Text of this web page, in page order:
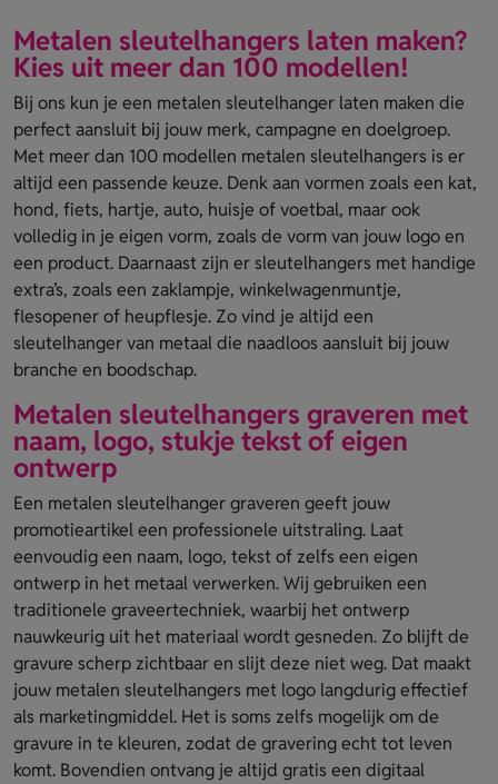
Metalen sleutelhangers laten maken?
Kies uit meer dan 100 modellen!
Bij ons kun je een metalen sleutelhanger laten maken die
perfect aansluit bij jouw merk, campagne en doelgroep.
Met meer dan 100 modellen metalen sleutelhangers is er
altijd een passende keuze. Denk aan vormen zoals een kat,
hond, fiets, hartje, auto, huisje of voetbal, maar ook
volledig in je eigen vorm, zoals de vorm van jouw logo en
een product. Daarnaast zijn er sleutelhangers met handige
extra’s, zoals een zaklampje, winkelwagenmuntje,
flesopener of heupflesje. Zo vind je altijd een
sleutelhanger van metaal die naadloos aansluit bij jouw
branche en boodschap.
Metalen sleutelhangers graveren met
naam, logo, stukje tekst of eigen
ontwerp
Een metalen sleutelhanger graveren geeft jouw
promotieartikel een professionele uitstraling. Laat
eenvoudig een naam, logo, tekst of zelfs een eigen
ontwerp in het metaal verwerken. Wij gebruiken een
traditionele graveertechniek, waarbij het ontwerp
nauwkeurig uit het materiaal wordt gesneden. Zo blijft de
gravure scherp zichtbaar en slijt deze niet weg. Dat maakt
jouw metalen sleutelhangers met logo langdurig effectief
als marketingmiddel. Het is soms zelfs mogelijk om de
gravure in te kleuren, zodat de gravering echt tot leven
komt. Bovendien ontvang je altijd gratis een digitaal